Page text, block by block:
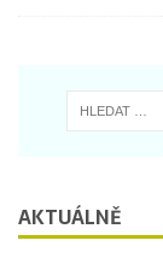
AKTUÁLNĚ